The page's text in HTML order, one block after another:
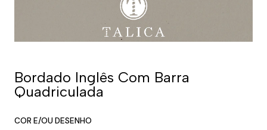
Bordado Inglês Com Barra
Quadriculada
COR E/OU DESENHO